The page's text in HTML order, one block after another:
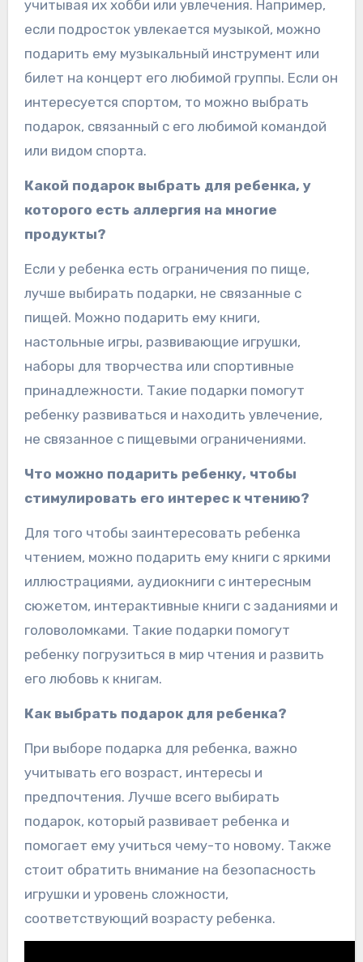
учитывая их хобби или увлечения. Например,
если подросток увлекается музыкой, можно
подарить ему музыкальный инструмент или
билет на концерт его любимой группы. Если он
интересуется спортом, то можно выбрать
подарок, связанный с его любимой командой
или видом спорта.
Какой подарок выбрать для ребенка, у
которого есть аллергия на многие
продукты?
Если у ребенка есть ограничения по пище,
лучше выбирать подарки, не связанные с
пищей. Можно подарить ему книги,
настольные игры, развивающие игрушки,
наборы для творчества или спортивные
принадлежности. Такие подарки помогут
ребенку развиваться и находить увлечение,
не связанное с пищевыми ограничениями.
Что можно подарить ребенку, чтобы
стимулировать его интерес к чтению?
Для того чтобы заинтересовать ребенка
чтением, можно подарить ему книги с яркими
иллюстрациями, аудиокниги с интересным
сюжетом, интерактивные книги с заданиями и
головоломками. Такие подарки помогут
ребенку погрузиться в мир чтения и развить
его любовь к книгам.
Как выбрать подарок для ребенка?
При выборе подарка для ребенка, важно
учитывать его возраст, интересы и
предпочтения. Лучше всего выбирать
подарок, который развивает ребенка и
помогает ему учиться чему-то новому. Также
стоит обратить внимание на безопасность
игрушки и уровень сложности,
соответствующий возрасту ребенка.